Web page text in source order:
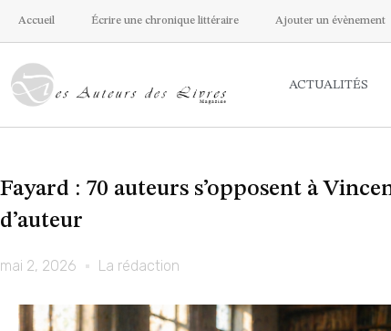
Accueil Écrire une chronique littéraire Ajouter un évènement
ACTUALITÉS
Fayard : 70 auteurs s’opposent à
d’auteur
mai 2, 2026 La rédaction